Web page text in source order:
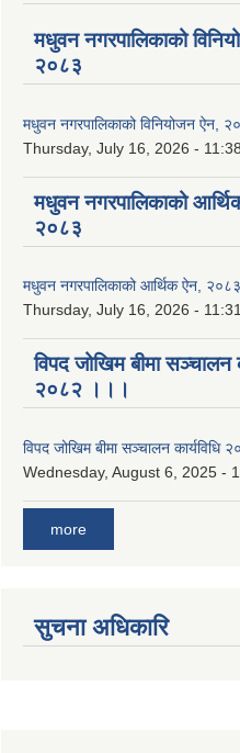
मधुवन नगरपालिकाको
२०८३
मधुवन नगरपालिकाको विनियोजन ऐन,
Thursday, July 16, 2026 - 11:38
मधुवन नगरपालिकाको
२०८३
मधुवन नगरपालिकाको आर्थिक ऐन, २०८३
Thursday, July 16, 2026 - 11:31
विपद जोखिम बीमा सञ्चालन
२०८२ ।।।
विपद जोखिम बीमा सञ्चालन कार्यविधि
Wednesday, August 6, 2025 -
more
सुचना अधिकारि